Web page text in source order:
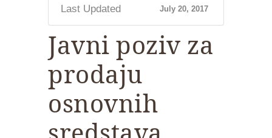
Last Updated July 20, 2017
Javni poziv za
prodaju
osnovnih